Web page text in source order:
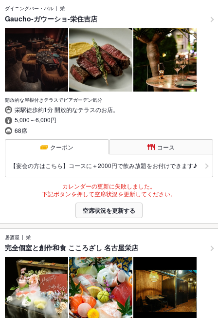
ダイニングバー・バル 栄
Gaucho-ガウーショ-栄住吉店
開放的な屋根付きテラスでビアガーデン気分
栄駅徒歩約1分 開放的なテラスのお店。
5,000～6,000円
68席
クーポン コース
【宴会の方はこちら】コースに＋2000円で飲み放題をお付けできます♪
カレンダーの更新に失敗しました。
下記ボタンを押して空席状況を更新してください。
空席状況を更新する
居酒屋 栄
完全個室と創作和食 こころざし 名古屋栄店